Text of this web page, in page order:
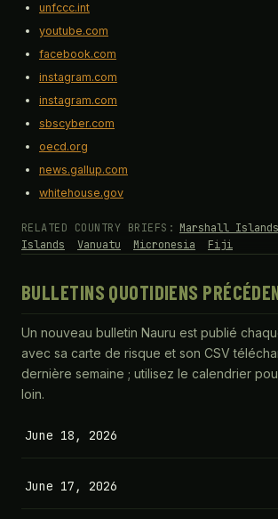
unfccc.int
youtube.com
facebook.com
instagram.com
instagram.com
sbscyber.com
oecd.org
news.gallup.com
whitehouse.gov
RELATED COUNTRY BRIEFS: Marshall Islands
Islands
Vanuatu Micronesia Fiji
BULLETINS QUOTIDIENS
Un nouveau bulletin Nauru est publié
avec sa carte de risque et son CSV
dernière semaine ; utilisez le calendrier
loin.
June 18, 2026
June 17, 2026